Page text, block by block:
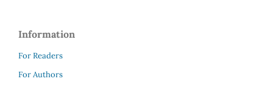
Information
For Readers
For Authors